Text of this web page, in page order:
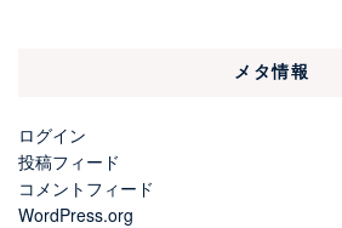
メタ情報
ログイン
投稿フィード
コメントフィード
WordPress.org